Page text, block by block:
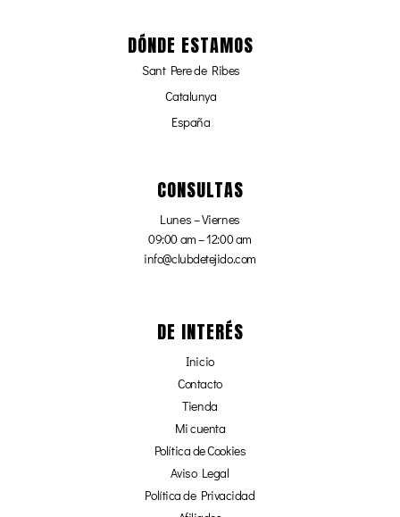
DÓNDE ESTAMOS
Sant Pere de Ribes
Catalunya
España
CONSULTAS
Lunes – Viernes
09:00 am – 12:00 am
info@clubdetejido.com
DE INTERÉS
Inicio
Contacto
Tienda
Mi cuenta
Política de Cookies
Aviso Legal
Política de Privacidad